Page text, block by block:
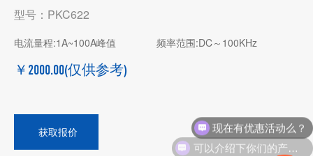
型号：PKC622
电流量程:1A~100A峰值 频率范围:DC～100KHz
￥2000.00(仅供参考)
获取报价
现在有优惠活动么？